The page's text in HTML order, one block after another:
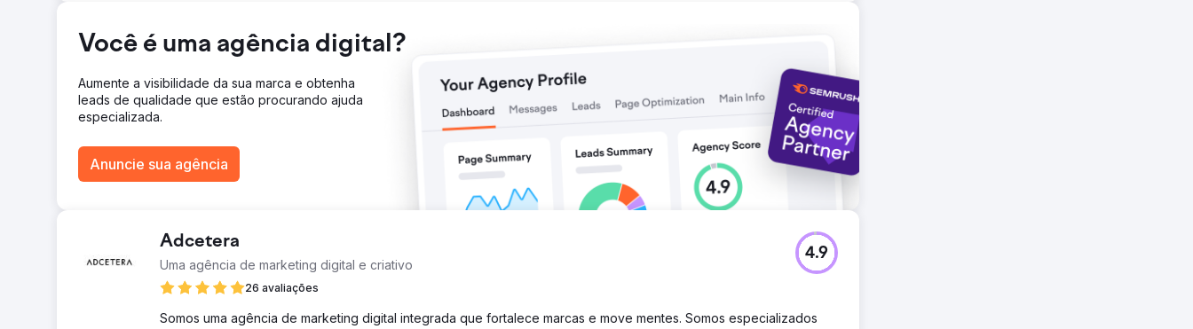
Você é uma agência digital?
Aumente a visibilidade da sua marca e obtenha
leads de qualidade que estão procurando ajuda
especializada.
Anuncie sua agência
Adcetera
Uma agência de marketing digital e criativo
26 avaliações
4.9
Somos uma agência de marketing digital integrada que fortalece marcas e move mentes. Somos especializados